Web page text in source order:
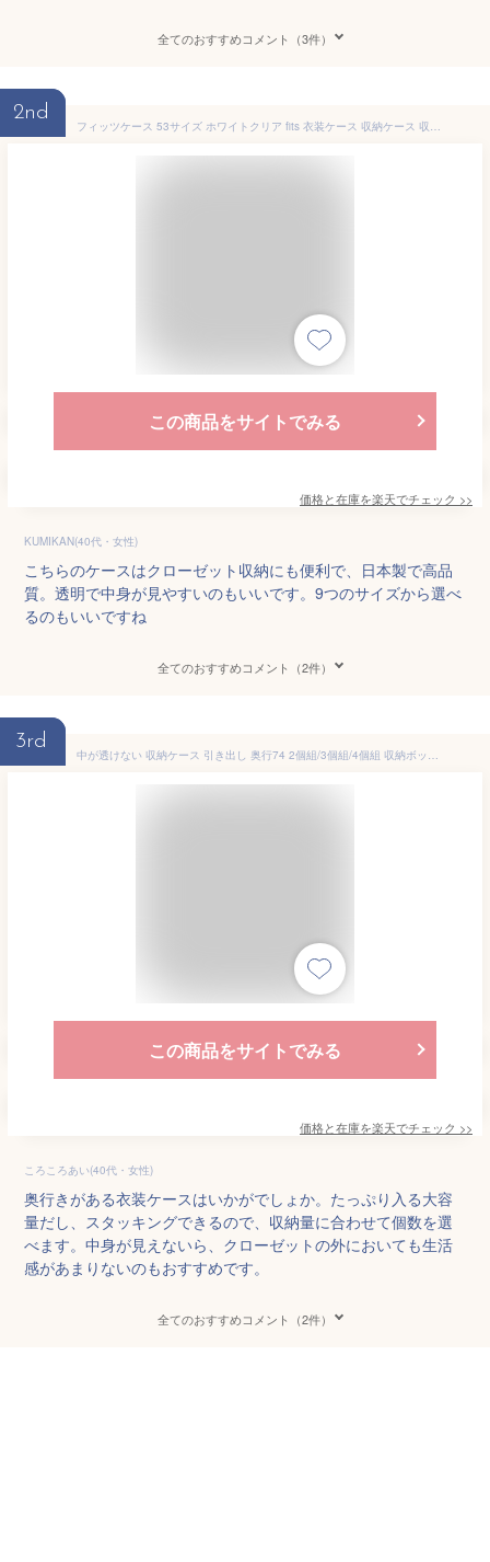
全てのおすすめコメント（3件）
2nd
フィッツケース 53サイズ ホワイトクリア fits 衣装ケース 収納ケース 収納ボックス クローゼット 収納 引出し 奥行53 幅30 39 44 高さ 18 23 30 天馬 公式 公式店 日本製 フィッツ fits フィッツ収納ケース プラスチック
この商品をサイトでみる
価格と在庫を楽天でチェック >>
KUMIKAN(40代・女性)
こちらのケースはクローゼット収納にも便利で、日本製で高品
質。透明で中身が見やすいのもいいです。9つのサイズから選べ
るのもいいですね
全てのおすすめコメント（2件）
3rd
中が透けない 収納ケース 引き出し 奥行74 2個組/3個組/4個組 収納ボックス 幅39 高さ18/22/30 cm 衣装ケース 押入れ収納 押入れ クローゼット収納 クローゼット WIC ポリプロピレン プラスチック 日本製 【送料無料】
この商品をサイトでみる
価格と在庫を楽天でチェック >>
ころころあい(40代・女性)
奥行きがある衣装ケースはいかがでしょか。たっぷり入る大容
量だし、スタッキングできるので、収納量に合わせて個数を選
べます。中身が見えないら、クローゼットの外においても生活
感があまりないのもおすすめです。
全てのおすすめコメント（2件）